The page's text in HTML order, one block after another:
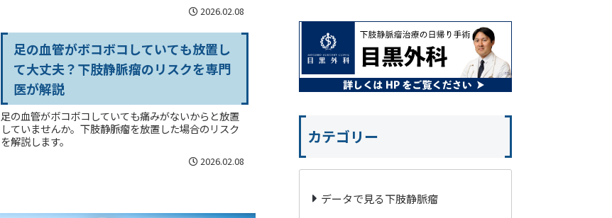
2026.02.08
足の血管がボコボコしていても放置し
て大丈夫？下肢静脈瘤のリスクを専門
医が解説
足の血管がボコボコしていても痛みがないからと放置
していませんか。下肢静脈瘤を放置した場合のリスク
を解説します。
2026.02.08
カテゴリー
データで見る下肢静脈瘤